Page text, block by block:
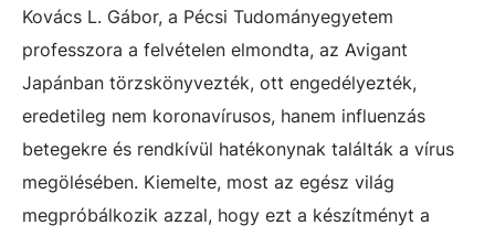
Kovács L. Gábor, a Pécsi Tudományegyetem
professzora a felvételen elmondta, az Avigant
Japánban törzskönyvezték, ott engedélyezték,
eredetileg nem koronavírusos, hanem influenzás
betegekre és rendkívül hatékonynak találták a vírus
megölésében. Kiemelte, most az egész világ
megpróbálkozik azzal, hogy ezt a készítményt a